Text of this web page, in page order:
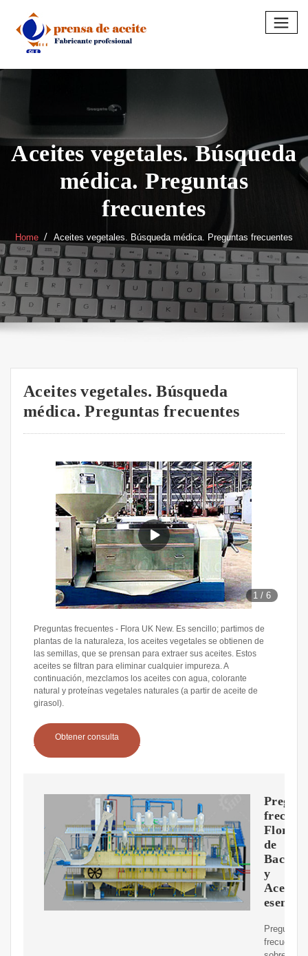
content
Aceites vegetales. Búsqueda
médica. Preguntas
frecuentes
Home Aceites vegetales. Búsqueda médica. Preguntas frecuentes
Aceites vegetales. Búsqueda
médica. Preguntas frecuentes
1 /6
Preguntas frecuentes - Flora UK New. Es sencillo; partimos de
plantas de la naturaleza, los aceites vegetales se obtienen de
las semillas, que se prensan para extraer sus aceites. Estos
aceites se filtran para eliminar cualquier impureza. A
continuación, mezclamos los aceites con agua, colorante
natural y proteínas vegetales naturales (a partir de aceite de
girasol).
Obtener consulta
Flores
de
Bach
y
Aceites
Preguntas
frecuentes